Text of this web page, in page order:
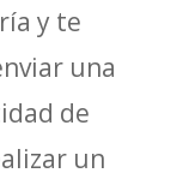
y te
una
de
un